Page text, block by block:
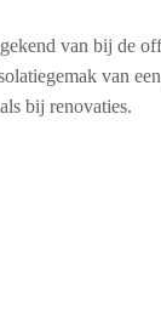
van bij de
van
bij renovaties.